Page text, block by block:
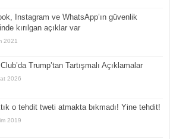
Instagram ve WhatsApp’ın güvenlik
kırılgan açıklar var
2021
Trump’tan Tartışmalı Açıklamalar
2026
o tehdit tweti atmakta bıkmadı! Yine tehdit!
2019